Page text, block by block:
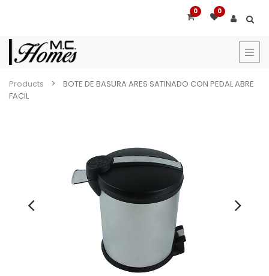
0 0
Products
BOTE DE BASURA ARES SATINADO CON PEDAL ABRE
FACIL